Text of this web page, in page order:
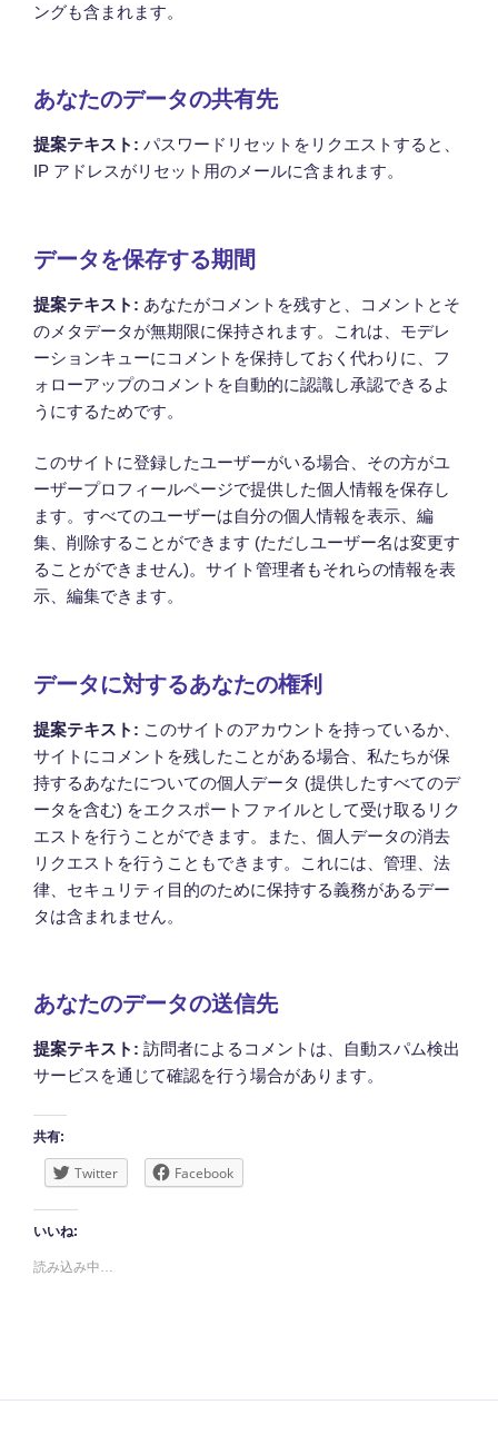
ングも含まれます。
あなたのデータの共有先
提案テキスト: パスワードリセットをリクエストすると、
IP アドレスがリセット用のメールに含まれます。
データを保存する期間
提案テキスト: あなたがコメントを残すと、コメントとそ
のメタデータが無期限に保持されます。これは、モデレ
ーションキューにコメントを保持しておく代わりに、フ
ォローアップのコメントを自動的に認識し承認できるよ
うにするためです。
このサイトに登録したユーザーがいる場合、その方がユ
ーザープロフィールページで提供した個人情報を保存し
ます。すべてのユーザーは自分の個人情報を表示、編
集、削除することができます (ただしユーザー名は変更す
ることができません)。サイト管理者もそれらの情報を表
示、編集できます。
データに対するあなたの権利
提案テキスト: このサイトのアカウントを持っているか、
サイトにコメントを残したことがある場合、私たちが保
持するあなたについての個人データ (提供したすべてのデ
ータを含む) をエクスポートファイルとして受け取るリク
エストを行うことができます。また、個人データの消去
リクエストを行うこともできます。これには、管理、法
律、セキュリティ目的のために保持する義務があるデー
タは含まれません。
あなたのデータの送信先
提案テキスト: 訪問者によるコメントは、自動スパム検出
サービスを通じて確認を行う場合があります。
共有:
Twitter Facebook
いいね:
読み込み中…